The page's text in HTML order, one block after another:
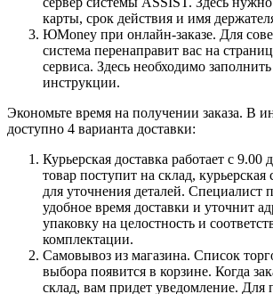
карты, срок действия и имя
ЮMoney при онлайн-заказе. Для
система перенаправит вас на
сервиса. Здесь необходимо
инструкции.
Экономьте время на получении заказа. В
доступно 4 варианта доставки:
Курьерская доставка работает с 9.00
товар поступит на склад, курьерская
для уточнения деталей. Специалист
удобное время доставки и уточнит
упаковку на целостность и
комплектации.
Самовывоз из магазина. Список
выбора появится в корзине. Когда
склад, вам придет уведомление. Для